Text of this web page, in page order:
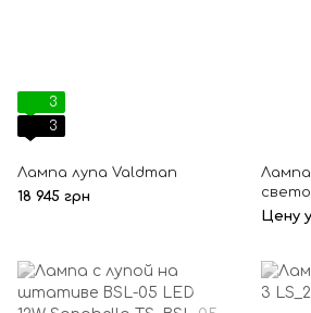
3
3
Лампа лупа Valdman
18 945 грн
GT-
Цену